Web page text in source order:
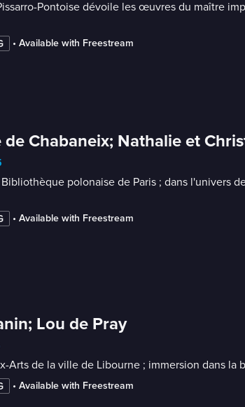
Pontoise dévoile les œuvres du maître
• Available with Freestream
de Chabaneix; Nathalie et
polonaise de Paris ; dans l'univers
• Available with Freestream
Lou de Pray
Arts de la ville de Libourne ; immersion dans
• Available with Freestream